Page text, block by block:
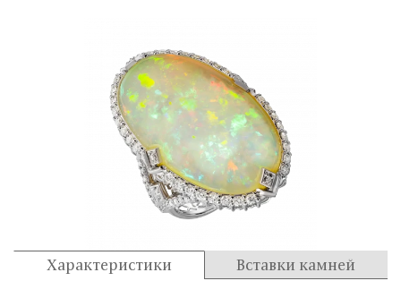
Характеристики Вставки камней